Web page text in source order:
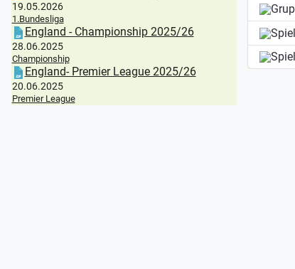
19.05.2026
1.Bundesliga
England - Championship 2025/26
28.06.2025
Championship
England- Premier League 2025/26
20.06.2025
Premier League